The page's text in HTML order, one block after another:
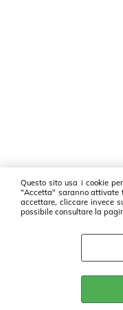
Questo sito usa i cookie
"Accetta" saranno attivate
accettare, cliccare invece
possibile consultare la